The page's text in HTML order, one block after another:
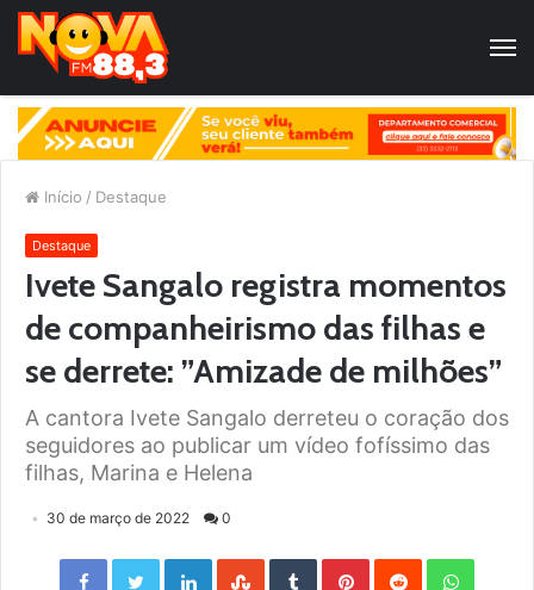
Início / Destaque
Destaque
Ivete Sangalo registra momentos
de companheirismo das filhas e
se derrete: ”Amizade de milhões”
A cantora Ivete Sangalo derreteu o coração dos
seguidores ao publicar um vídeo fofíssimo das
filhas, Marina e Helena
30 de março de 2022 0
Facebook Twitter LinkedIn StumbleUpon Tumblr Pinterest Reddit